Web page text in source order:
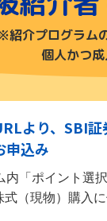
紹介プログラム
個人かつ成
より、SBI
申込み
「ポイント選
（現物）購入